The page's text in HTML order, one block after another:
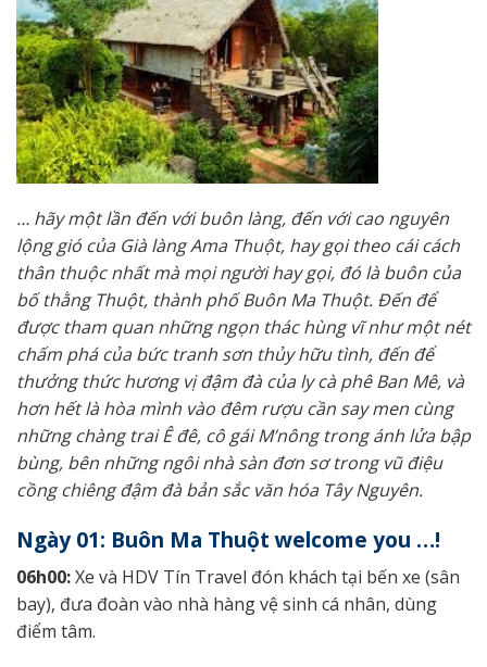
… hãy một lần đến với buôn làng, đến với cao nguyên
lộng gió của Già làng Ama Thuột, hay gọi theo cái cách
thân thuộc nhất mà mọi người hay gọi, đó là buôn của
bố thằng Thuột, thành phố Buôn Ma Thuột. Đến để
được tham quan những ngọn thác hùng vĩ như một nét
chấm phá của bức tranh sơn thủy hữu tình, đến để
thưởng thức hương vị đậm đà của ly cà phê Ban Mê, và
hơn hết là hòa mình vào đêm rượu cần say men cùng
những chàng trai Ê đê, cô gái M’nông trong ánh lửa bập
bùng, bên những ngôi nhà sàn đơn sơ trong vũ điệu
cồng chiêng đậm đà bản sắc văn hóa Tây Nguyên.
Ngày 01: Buôn Ma Thuột welcome you …!
06h00:Xe và HDV Tín Travel đón khách tại bến xe (sân
bay), đưa đoàn vào nhà hàng vệ sinh cá nhân, dùng
điểm tâm.